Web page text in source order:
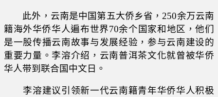
此外，云南是中国第五大侨乡省，250余万云南
籍海外华侨华人遍布世界70余个国家和地区，他们
是一股传播云南故事与发展经验，参与云南建设的
重要力量。李溶介绍，云南普洱茶文化就曾被华侨
华人带到联合国中文日。
李溶建议引领新一代云南籍青年华侨华人积极